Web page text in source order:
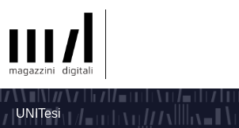
UNITesi